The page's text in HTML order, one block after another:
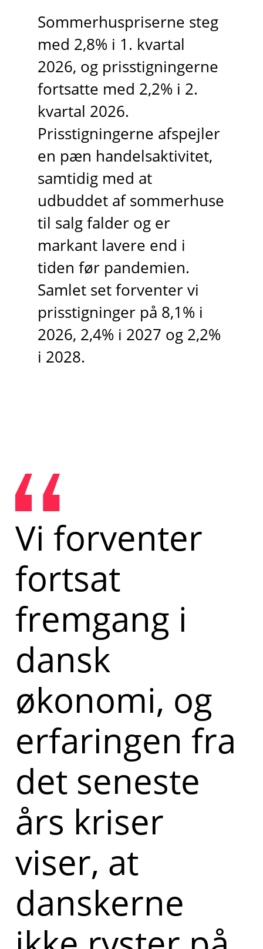
Sommerhuspriserne steg
med 2,8% i 1. kvartal
2026, og prisstigningerne
fortsatte med 2,2% i 2.
kvartal 2026.
Prisstigningerne afspejler
en pæn handelsaktivitet,
samtidig med at
udbuddet af sommerhuse
til salg falder og er
markant lavere end i
tiden før pandemien.
Samlet set forventer vi
prisstigninger på 8,1% i
2026, 2,4% i 2027 og 2,2%
i 2028.
Vi forventer
fortsat
fremgang i
dansk
økonomi, og
erfaringen fra
det seneste
års kriser
viser, at
danskerne